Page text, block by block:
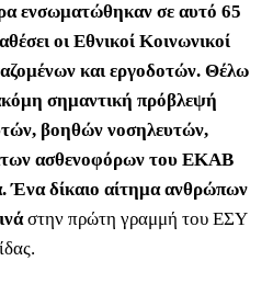
ενσωματώθηκαν σε αυτό 65
οι Εθνικοί Κοινωνικοί
και εργοδοτών. Θέλω
σημαντική πρόβλεψή
βοηθών νοσηλευτών,
ασθενοφόρων του ΕΚΑΒ
Ένα δίκαιο αίτημα ανθρώπων
στην πρώτη γραμμή του ΕΣΥ